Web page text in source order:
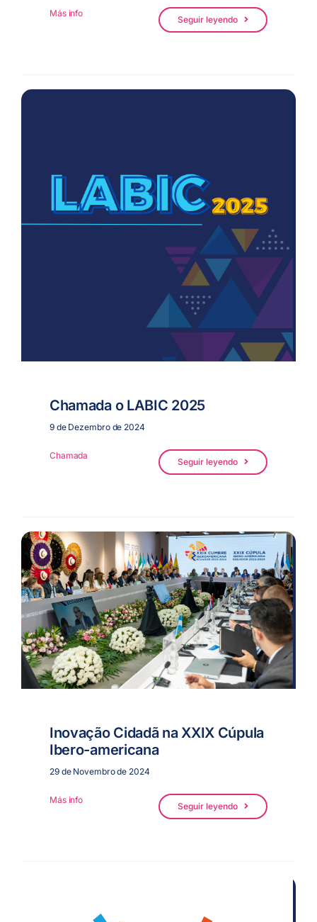
Más info
Seguir leyendo
Chamada o LABIC 2025
9 de Dezembro de 2024
Chamada
Seguir leyendo
Inovação Cidadã na XXIX Cúpula
Ibero-americana
29 de Novembro de 2024
Más info
Seguir leyendo